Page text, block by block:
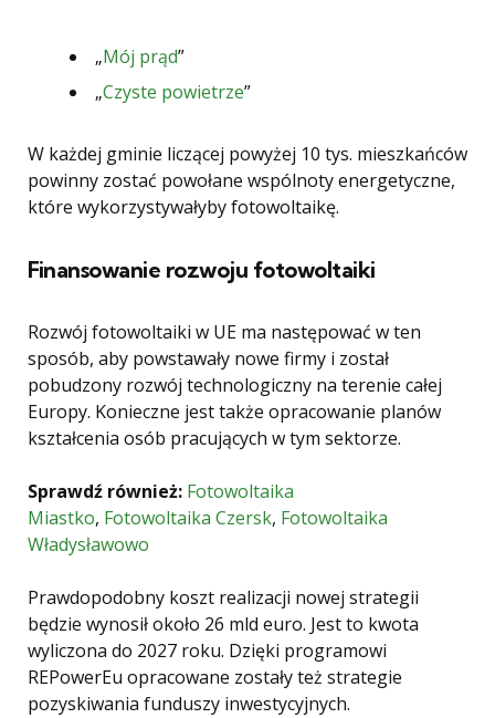
„Mój prąd”
„Czyste powietrze”
W każdej gminie liczącej powyżej 10 tys. mieszkańców
powinny zostać powołane wspólnoty energetyczne,
które wykorzystywałyby fotowoltaikę.
Finansowanie rozwoju fotowoltaiki
Rozwój fotowoltaiki w UE ma następować w ten
sposób, aby powstawały nowe firmy i został
pobudzony rozwój technologiczny na terenie całej
Europy. Konieczne jest także opracowanie planów
kształcenia osób pracujących w tym sektorze.
Sprawdź również: Fotowoltaika
Miastko, Fotowoltaika Czersk, Fotowoltaika
Władysławowo
Prawdopodobny koszt realizacji nowej strategii
będzie wynosił około 26 mld euro. Jest to kwota
wyliczona do 2027 roku. Dzięki programowi
REPowerEu opracowane zostały też strategie
pozyskiwania funduszy inwestycyjnych.